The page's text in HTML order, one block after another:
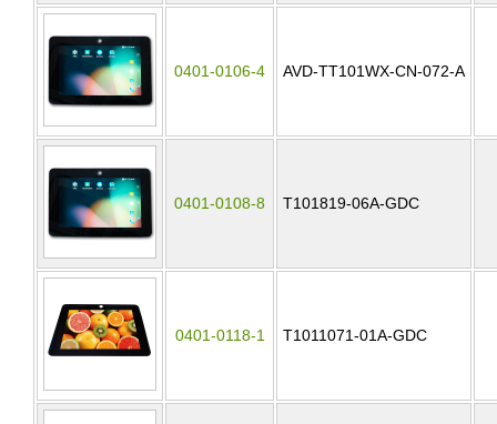
0401-0106-4 AVD-TT101WX-CN-072-A
0401-0108-8 T101819-06A-GDC
0401-0118-1 T1011071-01A-GDC